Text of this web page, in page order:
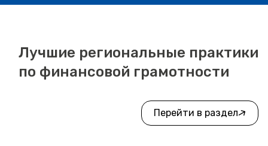
Лучшие региональные практики
по финансовой грамотности
Перейти в раздел